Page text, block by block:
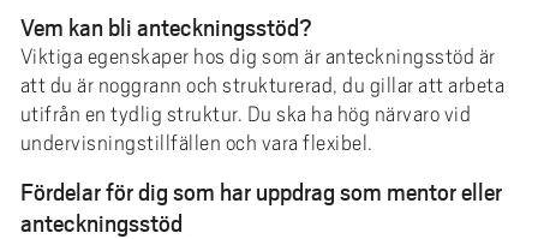
Vem kan bli anteckningsstöd?
Viktiga egenskaper hos dig som är anteckningsstöd är
att du är noggrann och strukturerad, du gillar att arbeta
utifrån en tydlig struktur. Du ska ha hög närvaro vid
undervisningstillfällen och vara flexibel.
Fördelar för dig som har uppdrag som mentor eller
anteckningsstöd